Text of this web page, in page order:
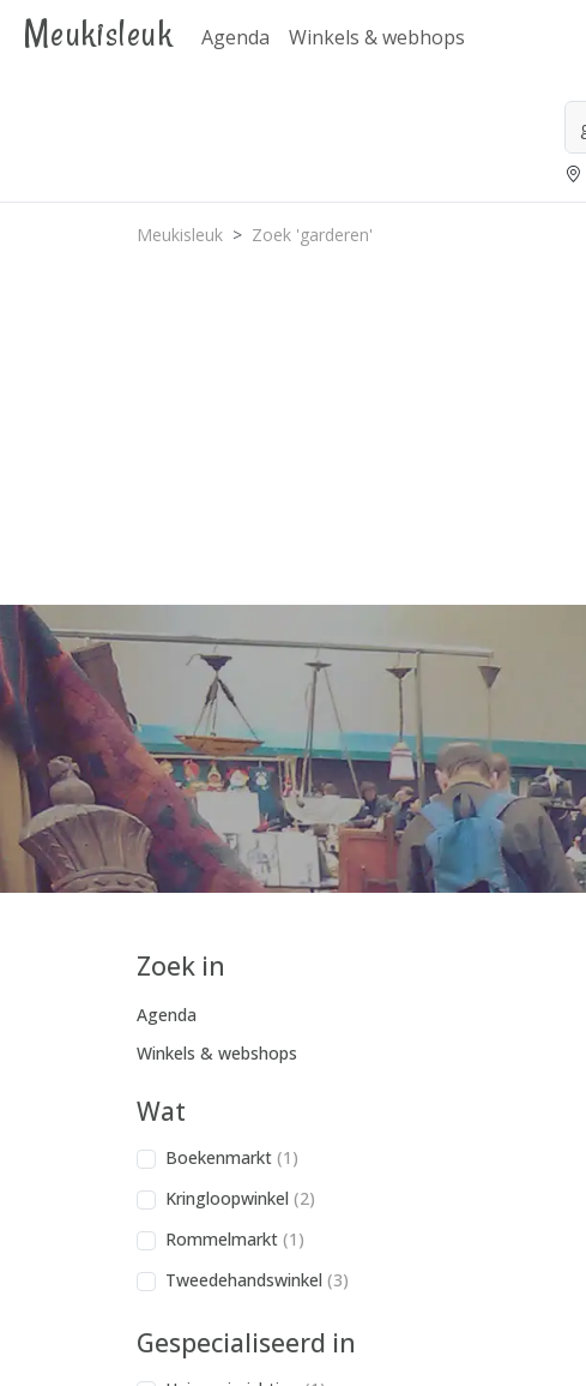
Meukisleuk Agenda Winkels & webhops
Meukisleuk Zoek 'garderen'
Zoek in
Agenda
Winkels & webshops
Wat
Boekenmarkt (1)
Kringloopwinkel (2)
Rommelmarkt (1)
Tweedehandswinkel (3)
Gespecialiseerd in